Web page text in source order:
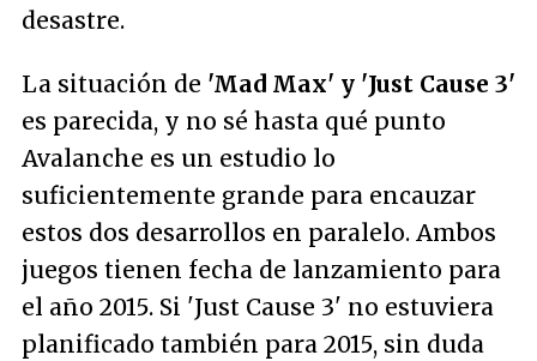
desastre.
La situación de 'Mad Max' y 'Just Cause 3'
es parecida, y no sé hasta qué punto
Avalanche es un estudio lo
suficientemente grande para encauzar
estos dos desarrollos en paralelo. Ambos
juegos tienen fecha de lanzamiento para
el año 2015. Si 'Just Cause 3' no estuviera
planificado también para 2015, sin duda